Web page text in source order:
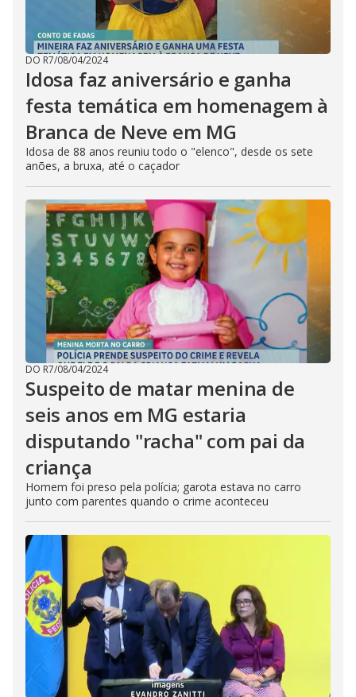
DO R7/08/04/2024
Idosa faz aniversário e ganha
festa temática em homenagem à
Branca de Neve em MG
Idosa de 88 anos reuniu todo o "elenco", desde os sete
anões, a bruxa, até o caçador
DO R7/08/04/2024
Suspeito de matar menina de
seis anos em MG estaria
disputando "racha" com pai da
criança
Homem foi preso pela polícia; garota estava no carro
junto com parentes quando o crime aconteceu